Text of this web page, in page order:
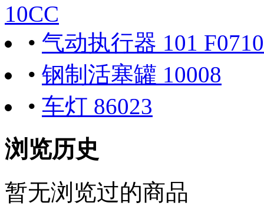
10CC
• 气动执行器 101
• 钢制活塞罐 10008
• 车灯 86023
浏览历史
暂无浏览过的商品